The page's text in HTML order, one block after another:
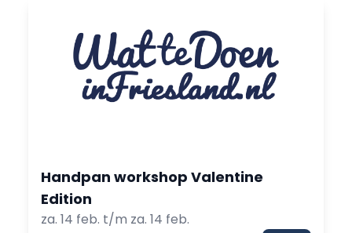
Handpan workshop Valentine
Edition
za. 14 feb. t/m za. 14 feb.